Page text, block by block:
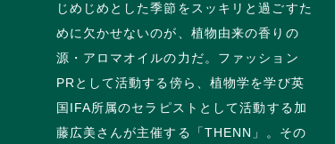
じめじめとした季節をスッキリと過ごすた
めに欠かせないのが、植物由来の香りの
源・アロマオイルの力だ。ファッション
PRとして活動する傍ら、植物学を学び英
国IFA所属のセラピストとして活動する加
藤広美さんが主催する「THENN」。その